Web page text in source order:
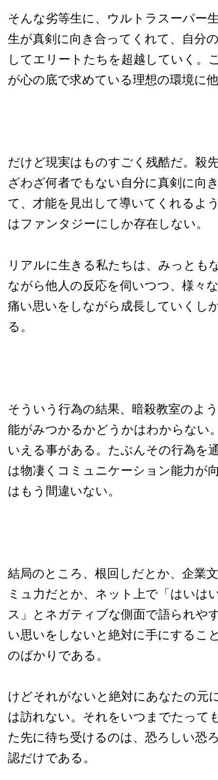
そんな劣等生に、ウルトラスーパー
生が真剣に向き合ってくれて、自分
してエリートたちを超越していく。
が心の底で求めている理想の環境に
だけど現実はものすごく残酷だ。殺
ざわざ何者でもない自分に真剣に向
て、才能を見出して導いてくれるよ
はファンタジーにしか存在しない。
リアルに生きる私たちは、みっとも
ながら他人の反応を伺いつつ、様々
痛い思いをしながら成長していくし
る。
そういう行為の結果、暗殺教室のよ
能がみつかるかどうかはわからない
いえる事がある。たぶんその行為を
は物凄くコミュニケーション能力が
はもう間違いない。
結局のところ、根回しだとか、企業
ミュ力だとか、ネット上で「はいは
ス」とネガティブな側面で語られや
い思いをしないと絶対に手にするこ
のばかりである。
けどそれがないと絶対にあなたの元
は訪れない。それをいつまでたって
た先に待ち受けるのは、恐ろしい恐
認だけである。